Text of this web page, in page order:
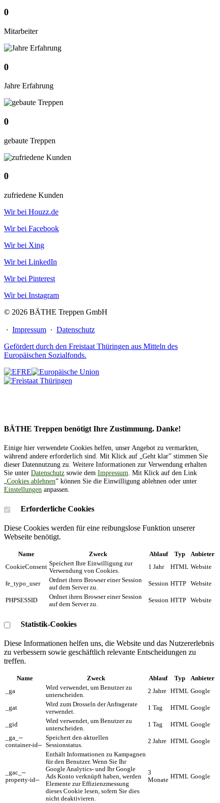
0
Mitarbeiter
0
Jahre Erfahrung
0
gebaute Treppen
0
zufriedene Kunden
Wir bei Houzz.de
Wir bei Facebook
Wir bei Xing
Wir bei LinkedIn
Wir bei Pinterest
Wir bei Instagram
© 2026 BÄTHE Treppen GmbH
· Impressum · Datenschutz
Gefördert durch den Freistaat Thüringen aus Mitteln des
Europäischen Sozialfonds.
BÄTHE Treppen benötigt Ihre Zustimmung. Danke!
Einige hier verwendete Cookies helfen, unser Angebot zu vermarkten,
während andere erforderlich sind. Mit Klick auf „Geht klar” stimmen Sie
dieser Datennutzung zu. Weitere Informationen zur Verwendung erhalten
Sie unter Datenschutz sowie dem Impressum. Mit Klick auf den Link
„Cookies ablehnen” können Sie die Einwilligung ablehnen oder unter
Einstellungen anpassen.
Erforderliche Cookies
Diese Cookies werden für eine reibungslose Funktion unserer
Webseite benötigt.
Name Zweck Ablauf Typ
Anbieter
CookieConsent Speichert Ihre Einwilligung zur
Verwendung von Cookies.
1 Jahr HTML Website
fe_typo_user
Ordnet ihren Browser einer Session
auf dem Server zu.
Session HTTP Website
PHPSESSID
Ordnet ihren Browser einer Session
auf dem Server zu.
Session HTTP Website
Statistik-Cookies
Diese Informationen helfen uns, die Website und das Nutzererlebnis
zu verbessern sowie geschäftlich relevante Entscheidungen zu
treffen.
Name Zweck Ablauf Typ
Anbieter
_ga
Wird verwendet, um Benutzer zu
unterscheiden.
2 Jahre HTML Google
_gat
Wird zum Drosseln der Anfragerate
verwendet.
1 Tag HTML Google
_gid
Wird verwendet, um Benutzer zu
unterscheiden.
1 Tag HTML Google
_ga_--
container-id--
Speichert den aktuellen
Sessionstatus.
2 Jahre HTML Google
_gac_--
property-id--
Enthält Informationen zu Kampagnen
für den Benutzer. Wenn Sie Ihr
Google Analytics- und Ihr Google
Ads Konto verknüpft haben, werden
Elemente zur Effizienzmessung
dieses Cookie lesen, sofern Sie dies
nicht deaktivieren.
3
Monate HTML Google